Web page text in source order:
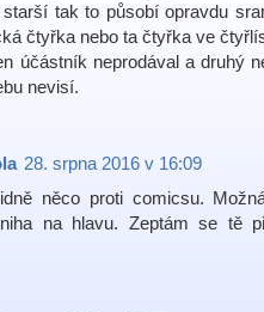
tak to působí opravdu
čtyřka nebo ta čtyřka ve
účástník neprodával a druhý
nevisí.
28. srpna 2016 v 16:09
něco proti comicsu.
na hlavu. Zeptám se tě